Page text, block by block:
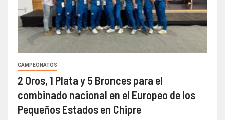
CAMPEONATOS
2 Oros, 1 Plata y 5 Bronces para el
combinado nacional en el Europeo de los
Pequeños Estados en Chipre